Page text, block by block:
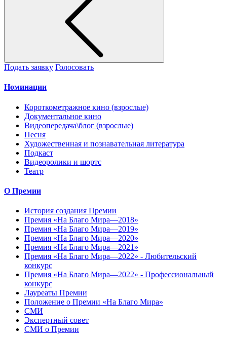
Подать заявку Голосовать
Номинации
Короткометражное кино (взрослые)
Документальное кино
Видеопередача\блог (взрослые)
Песня
Художественная и познавательная литература
Подкаст
Видеоролики и шортс
Театр
О Премии
История создания Премии
Премия «На Благо Мира—2018»
Премия «На Благо Мира—2019»
Премия «На Благо Мира—2020»
Премия «На Благо Мира—2021»
Премия «На Благо Мира—2022» - Любительский
конкурс
Премия «На Благо Мира—2022» - Профессиональный
конкурс
Лауреаты Премии
Положение о Премии «На Благо Мира»
СМИ
Экспертный совет
СМИ о Премии